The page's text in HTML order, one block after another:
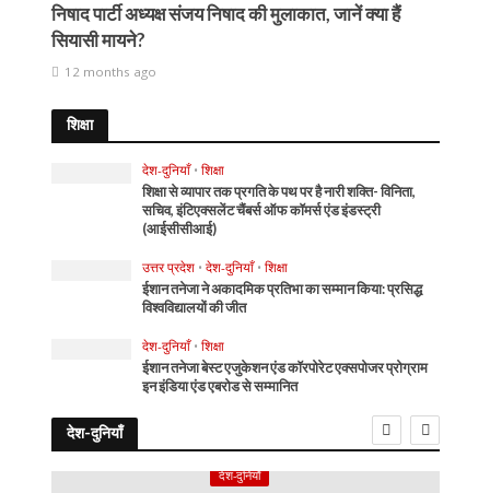
निषाद पार्टी अध्यक्ष संजय निषाद की मुलाकात, जानें क्या हैं
सियासी मायने?
12 months ago
शिक्षा
देश-दुनियाँ • शिक्षा
शिक्षा से व्यापार तक प्रगति के पथ पर है नारी शक्ति- विनिता,
सचिव, इंटिएक्सलेंट चैंबर्स ऑफ कॉमर्स एंड इंडस्ट्री
(आईसीसीआई)
उत्तर प्रदेश • देश-दुनियाँ • शिक्षा
ईशान तनेजा ने अकादमिक प्रतिभा का सम्मान किया: प्रसिद्ध
विश्वविद्यालयों की जीत
देश-दुनियाँ • शिक्षा
ईशान तनेजा बेस्ट एजुकेशन एंड कॉरपोरेट एक्सपोजर प्रोग्राम
इन इंडिया एंड एबरोड से सम्मानित
देश-दुनियाँ
देश-दुनियाँ